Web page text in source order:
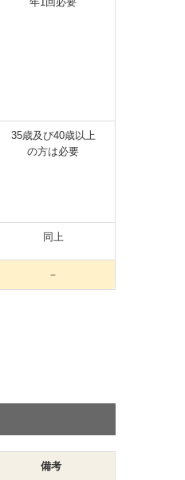
35歳及び40歳以上
の方は必要
同上
－
備考